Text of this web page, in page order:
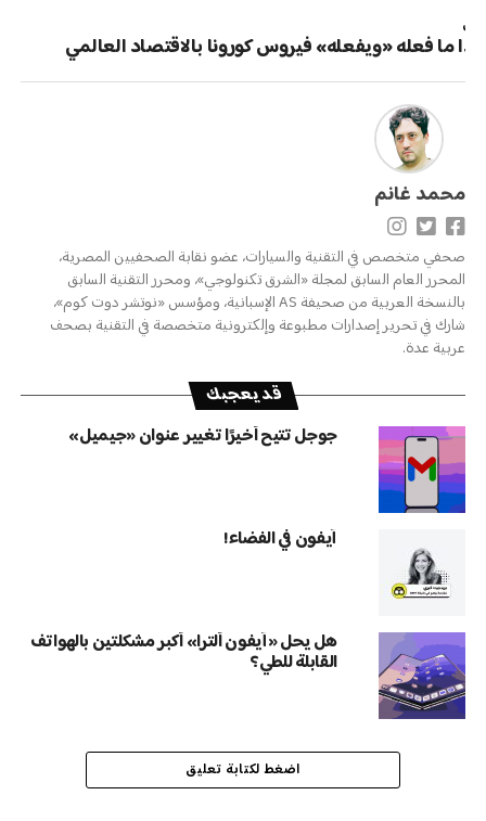
ما فعله «ويفعله» فيروس كورونا بالاقتصاد العالمي
محمد غانم
صحفي متخصص في التقنية والسيارات، عضو نقابة الصحفيين المصرية،
المحرر العام السابق لمجلة «الشرق تكنولوجي»، ومحرر التقنية السابق
بالنسخة العربية من صحيفة AS الإسبانية، ومؤسس «نوتشر دوت كوم»،
شارك في تحرير إصدارات مطبوعة وإلكترونية متخصصة في التقنية بصحف
عربية عدة.
قد يعجبك
جوجل تتيح أخيرًا تغيير عنوان «جيميل»
آيفون في الفضاء!
هل يحل «آيفون ألترا» أكبر مشكلتين بالهواتف
القابلة للطي؟
اضغط لكتابة تعليق